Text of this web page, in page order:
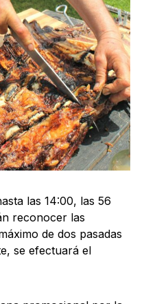
las 14:00, las 56
reconocer las
de dos pasadas
se efectuará el